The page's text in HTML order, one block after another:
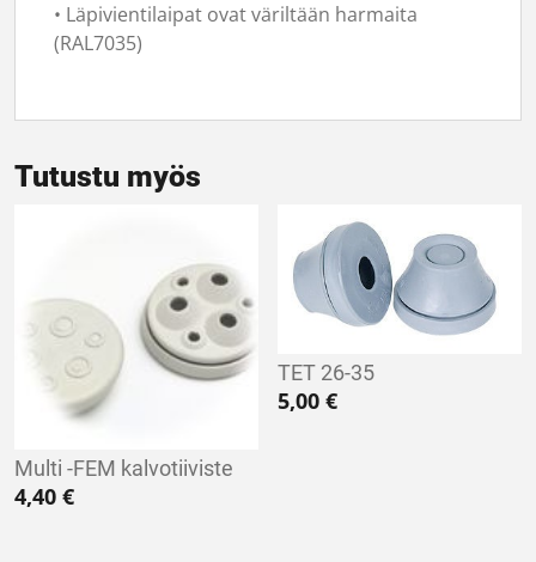
• Läpivientilaipat ovat väriltään harmaita
(RAL7035)
Tutustu myös
Multi -FEM kalvotiiviste
4,40 €
TET 26-35
5,00€